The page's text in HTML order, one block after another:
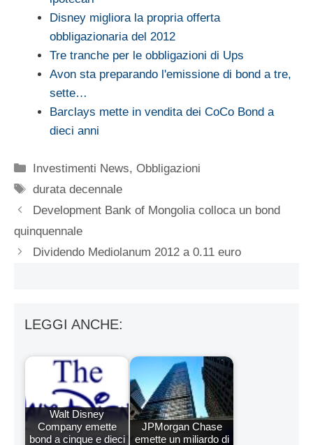
Disney migliora la propria offerta
obbligazionaria del 2012
Tre tranche per le obbligazioni di Ups
Avon sta preparando l'emissione di bond a tre,
sette…
Barclays mette in vendita dei CoCo Bond a
dieci anni
Categorie
Investimenti News,Obbligazioni
Tag
durata decennale
Development Bank of Mongolia colloca un bond
quinquennale
Dividendo Mediolanum 2012 a 0.11 euro
LEGGI ANCHE:
Walt Disney
Company emette
bond a cinque e dieci
JPMorgan Chase
emette un miliardo di